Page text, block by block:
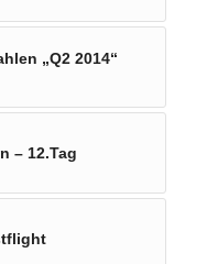
„Q2 2014“
– 12.Tag